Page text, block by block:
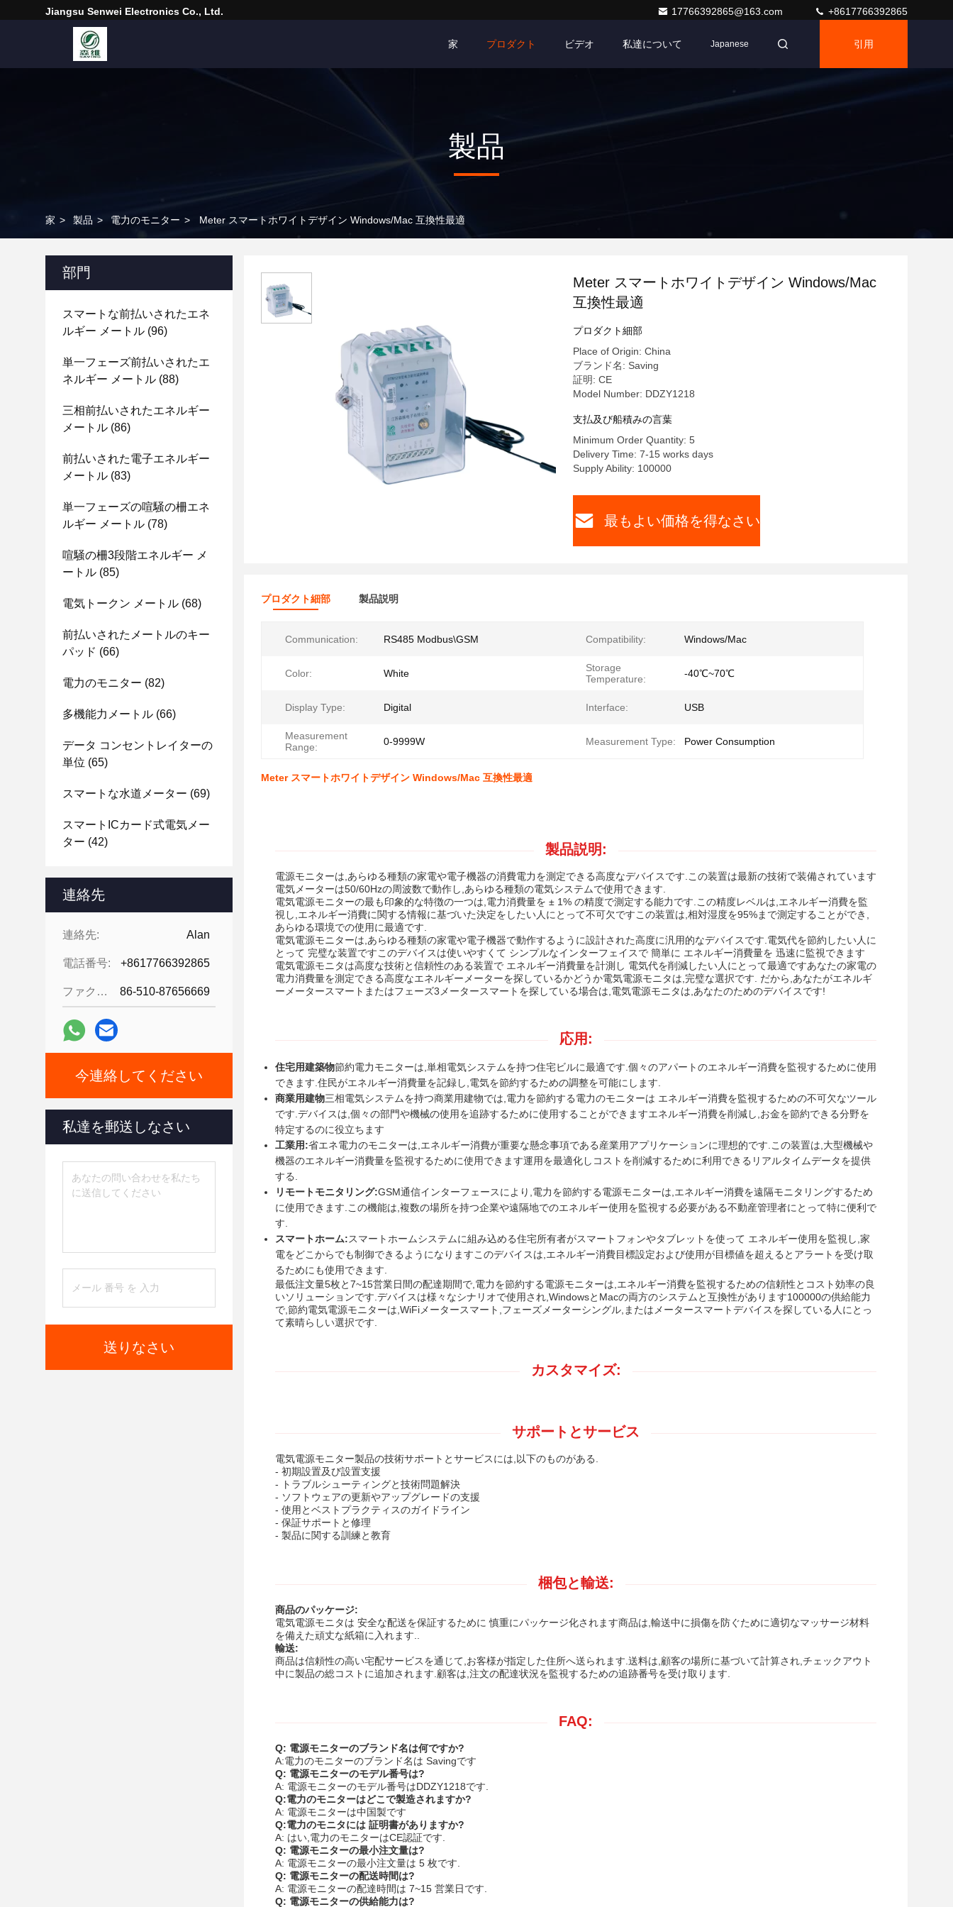
Jiangsu Senwei Electronics Co., Ltd. 17766392865@163.com +8617766392865
家 プロダクト ビデオ 私達について Japanese 引用
製品
家 > 製品 > 電力のモニター > Meter スマートホワイトデザイン Windows/Mac 互換性最適
部門
スマートな前払いされたエネ
ルギー メートル (96)
単一フェーズ前払いされたエ
ネルギー メートル (88)
三相前払いされたエネルギー
メートル (86)
前払いされた電子エネルギー
メートル (83)
単一フェーズの喧騒の柵エネ
ルギー メートル (78)
喧騒の柵3段階エネルギー メ
ートル (85)
電気トークン メートル (68)
前払いされたメートルのキー
パッド (66)
電力のモニター (82)
多機能力メートル (66)
データ コンセントレイターの
単位 (65)
スマートな水道メーター (69)
スマートICカード式電気メー
ター (42)
連絡先
連絡先: Alan
電話番号: +8617766392865
ファクシミリ: 86-510-87656669
今連絡してください
私達を郵送しなさい
送りなさい
Meter スマートホワイトデザイン Windows/Mac
互換性最適
プロダクト細部
Place of Origin: China
ブランド名: Saving
証明: CE
Model Number: DDZY1218
支払及び船積みの言葉
Minimum Order Quantity: 5
Delivery Time: 7-15 works days
Supply Ability: 100000
最もよい価格を得なさい
プロダクト細部 製品説明
Communication: RS485 Modbus\GSM Compatibility: Windows/Mac
Color: White
Storage
Temperature:
-40℃~70℃
Display Type: Digital Interface: USB
Measurement
Range:
0-9999W Measurement Type: Power Consumption
Meter スマートホワイトデザイン Windows/Mac 互換性最適
製品説明:
電源モニターは,あらゆる種類の家電や電子機器の消費電力を測定できる高度なデバイスです.この装置は最新の技術で装備されています
電気メーターは50/60Hzの周波数で動作し,あらゆる種類の電気システムで使用できます.
電気電源モニターの最も印象的な特徴の一つは,電力消費量を ± 1% の精度で測定する能力です.この精度レベルは,エネルギー消費を監
視し,エネルギー消費に関する情報に基づいた決定をしたい人にとって不可欠ですこの装置は,相対湿度を95%まで測定することができ,
あらゆる環境での使用に最適です.
電気電源モニターは,あらゆる種類の家電や電子機器で動作するように設計された高度に汎用的なデバイスです.電気代を節約したい人に
とって 完璧な装置ですこのデバイスは使いやすくて シンプルなインターフェイスで 簡単に エネルギー消費量を 迅速に監視できます
電気電源モニタは高度な技術と信頼性のある装置で エネルギー消費量を計測し 電気代を削減したい人にとって最適ですあなたの家電の
電力消費量を測定できる高度なエネルギーメーターを探しているかどうか電気電源モニタは,完璧な選択です. だから,あなたがエネルギ
ーメータースマートまたはフェーズ3メータースマートを探している場合は,電気電源モニタは,あなたのためのデバイスです!
応用:
住宅用建築物節約電力モニターは,単相電気システムを持つ住宅ビルに最適です.個々のアパートのエネルギー消費を監視するために使用
できます.住民がエネルギー消費量を記録し,電気を節約するための調整を可能にします.
商業用建物三相電気システムを持つ商業用建物では,電力を節約する電力のモニターは エネルギー消費を監視するための不可欠なツール
です.デバイスは,個々の部門や機械の使用を追跡するために使用することができますエネルギー消費を削減し,お金を節約できる分野を
特定するのに役立ちます
工業用:省エネ電力のモニターは,エネルギー消費が重要な懸念事項である産業用アプリケーションに理想的です.この装置は,大型機械や
機器のエネルギー消費量を監視するために使用できます運用を最適化しコストを削減するために利用できるリアルタイムデータを提供
する.
リモートモニタリング:GSM通信インターフェースにより,電力を節約する電源モニターは,エネルギー消費を遠隔モニタリングするため
に使用できます.この機能は,複数の場所を持つ企業や遠隔地でのエネルギー使用を監視する必要がある不動産管理者にとって特に便利で
す.
スマートホーム:スマートホームシステムに組み込める住宅所有者がスマートフォンやタブレットを使って エネルギー使用を監視し,家
電をどこからでも制御できるようになりますこのデバイスは,エネルギー消費目標設定および使用が目標値を超えるとアラートを受け取
るためにも使用できます.
最低注文量5枚と7~15営業日間の配達期間で,電力を節約する電源モニターは,エネルギー消費を監視するための信頼性とコスト効率の良
いソリューションです.デバイスは様々なシナリオで使用され,WindowsとMacの両方のシステムと互換性があります100000の供給能力
で,節約電気電源モニターは,WiFiメータースマート,フェーズメーターシングル,またはメータースマートデバイスを探している人にとっ
て素晴らしい選択です.
カスタマイズ:
サポートとサービス
電気電源モニター製品の技術サポートとサービスには,以下のものがある.
- 初期設置及び設置支援
- トラブルシューティングと技術問題解決
- ソフトウェアの更新やアップグレードの支援
- 使用とベストプラクティスのガイドライン
- 保証サポートと修理
- 製品に関する訓練と教育
梱包と輸送:
商品のパッケージ:
電気電源モニタは 安全な配送を保証するために 慎重にパッケージ化されます商品は,輸送中に損傷を防ぐために適切なマッサージ材料
を備えた頑丈な紙箱に入れます..
輸送:
商品は信頼性の高い宅配サービスを通じて,お客様が指定した住所へ送られます.送料は,顧客の場所に基づいて計算され,チェックアウト
中に製品の総コストに追加されます.顧客は,注文の配達状況を監視するための追跡番号を受け取ります.
FAQ:
Q: 電源モニターのブランド名は何ですか?
A:電力のモニターのブランド名は Savingです
Q: 電源モニターのモデル番号は?
A: 電源モニターのモデル番号はDDZY1218です.
Q:電力のモニターはどこで製造されますか?
A: 電源モニターは中国製です
Q:電力のモニタには 証明書がありますか?
A: はい,電力のモニターはCE認証です.
Q: 電源モニターの最小注文量は?
A: 電源モニターの最小注文量は 5 枚です.
Q: 電源モニターの配送時間は?
A: 電源モニターの配達時間は 7~15 営業日です.
Q: 電源モニターの供給能力は?